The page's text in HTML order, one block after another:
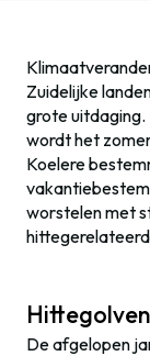
Zuidelijke
grote
wordt het
Koelere
worstelen met
De afgelopen